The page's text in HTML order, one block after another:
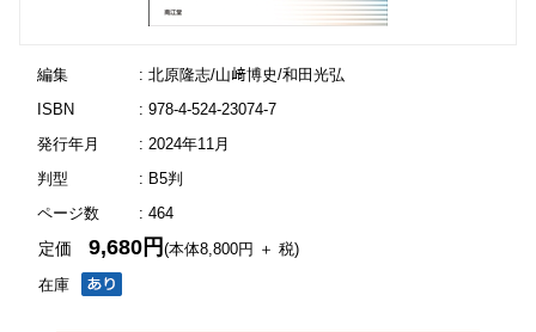
編集
: 北原隆志/山﨑博史/和田光弘
ISBN
: 978-4-524-23074-7
発行年月
: 2024年11月
判型
: B5判
ページ数
: 464
在庫
定価9,680円(本体8,800円 ＋ 税)